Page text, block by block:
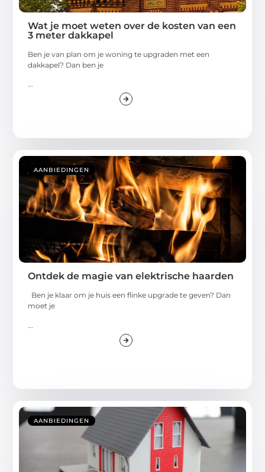
Wat je moet weten over de kosten van een
3 meter dakkapel
Ben je van plan om je woning te upgraden met een
dakkapel? Dan ben je
...
AANBIEDINGEN
Ontdek de magie van elektrische haarden
Ben je klaar om je huis een flinke upgrade te geven? Dan
moet je
AANBIEDINGEN